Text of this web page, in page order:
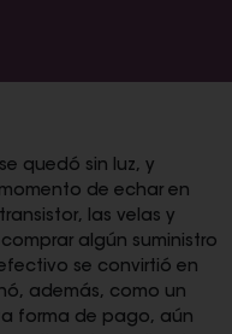
quedó sin luz, y
de echar en
las velas y
algún suministro
se convirtió en
además, como un
forma de pago, aún